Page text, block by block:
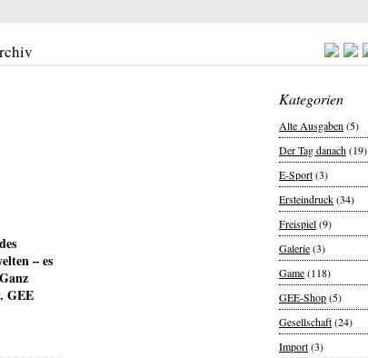
Kategorien
Alte Ausgaben (5)
Der Tag danach(19)
E-Sport(3)
Ersteindruck(34)
Freispiel(9)
Galerie(3)
Game(118)
GEE-Shop(5)
Gesellschaft(24)
Import(3)
– es
GEE